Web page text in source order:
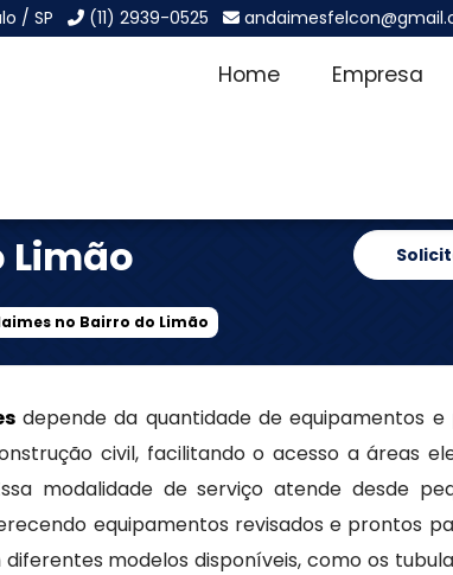
/ SP (11) 2939-0525
Home Empresa
Limão
no Bairro do Limão
depende da quantidade de equipamentos e
civil, facilitando o acesso a áreas
modalidade de serviço atende desde
equipamentos revisados e prontos
modelos disponíveis, como os